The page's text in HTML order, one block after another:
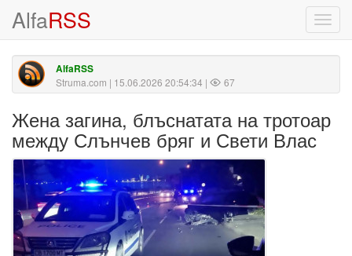
AlfaRSS
AlfaRSS
Struma.com | 15.06.2026 20:54:34 | 67
Жена загина, блъснатата на тротоар
между Слънчев бряг и Свети Влас